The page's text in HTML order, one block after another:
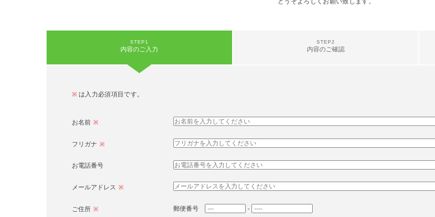
STEP1
内容のご入力
STEP2
内容のご確認
※ は入力必須項目です。
お名前 ※
フリガナ ※
お電話番号
メールアドレス ※
ご住所 ※ 郵便番号 -